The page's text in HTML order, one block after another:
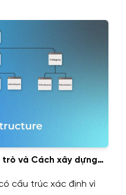
và Cách xây dựng
cấu trúc xác định vì